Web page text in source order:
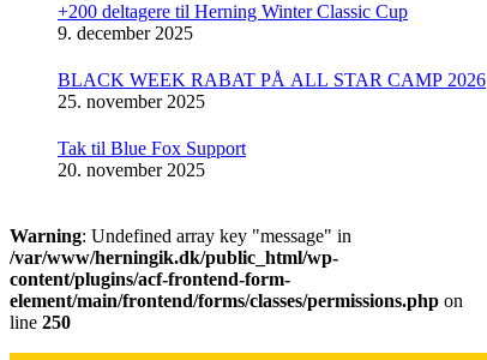
+200 deltagere til Herning Winter Classic Cup
9. december 2025
BLACK WEEK RABAT PÅ ALL STAR CAMP 2026
25. november 2025
Tak til Blue Fox Support
20. november 2025
Warning: Undefined array key "message" in
/var/www/herningik.dk/public_html/wp-
content/plugins/acf-frontend-form-
element/main/frontend/forms/classes/permissions.php on
line 250